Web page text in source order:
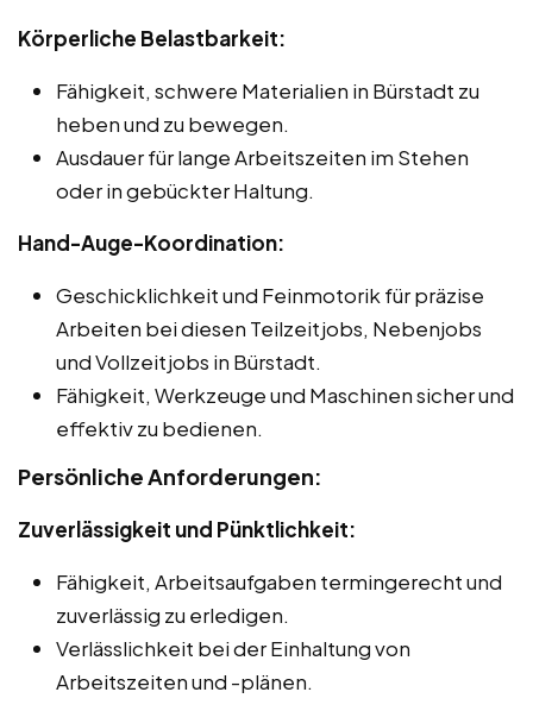
Körperliche Belastbarkeit:
Fähigkeit, schwere Materialien in Bürstadt zu
heben und zu bewegen.
Ausdauer für lange Arbeitszeiten im Stehen
oder in gebückter Haltung.
Hand-Auge-Koordination:
Geschicklichkeit und Feinmotorik für präzise
Arbeiten bei diesen Teilzeitjobs, Nebenjobs
und Vollzeitjobs in Bürstadt.
Fähigkeit, Werkzeuge und Maschinen sicher und
effektiv zu bedienen.
Persönliche Anforderungen:
Zuverlässigkeit und Pünktlichkeit:
Fähigkeit, Arbeitsaufgaben termingerecht und
zuverlässig zu erledigen.
Verlässlichkeit bei der Einhaltung von
Arbeitszeiten und -plänen.